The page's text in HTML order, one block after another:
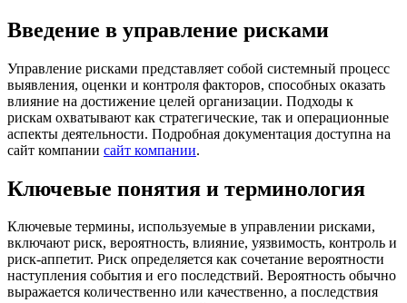
Введение в управление рисками
Управление рисками представляет собой системный процесс
выявления, оценки и контроля факторов, способных оказать
влияние на достижение целей организации. Подходы к
рискам охватывают как стратегические, так и операционные
аспекты деятельности. Подробная документация доступна на
сайт компании сайт компании.
Ключевые понятия и терминология
Ключевые термины, используемые в управлении рисками,
включают риск, вероятность, влияние, уязвимость, контроль и
риск-аппетит. Риск определяется как сочетание вероятности
наступления события и его последствий. Вероятность обычно
выражается количественно или качественно, а последствия